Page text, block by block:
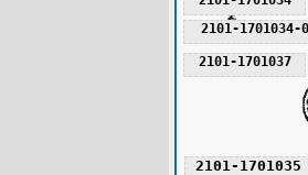
2101-1701034-
2101-1701035
2101-1701037